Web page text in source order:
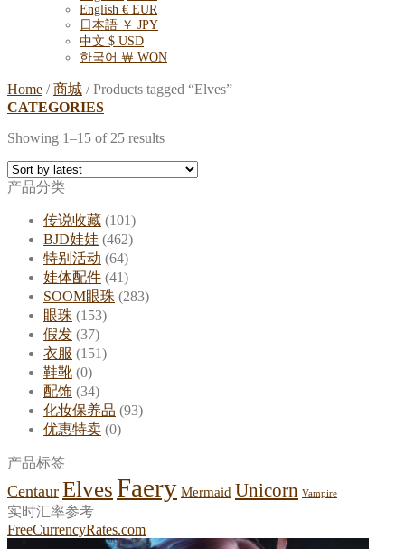
English € EUR
日本語 ￥ JPY
中文 $ USD
한국어 ￦ WON
Home / 商城 /Products tagged “Elves”
CATEGORIES
Showing 1–15 of 25 results
产品分类
传说收藏 (101)
BJD娃娃 (462)
特别活动 (64)
娃体配件 (41)
SOOM眼珠 (283)
眼珠 (153)
假发 (37)
衣服 (151)
鞋靴 (0)
配饰 (34)
化妆保养品 (93)
优惠特卖 (0)
产品标签
Centaur ElvesFaery Mermaid Unicorn Vampire
实时汇率参考
FreeCurrencyRates.com